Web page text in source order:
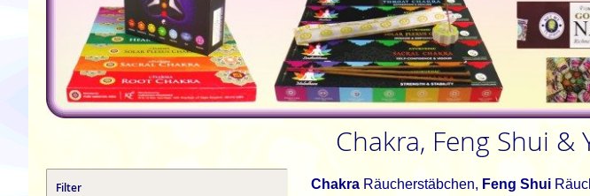
Chakra, Feng Shui &
ChakraRäucherstäbchen, Feng Shui
Filter